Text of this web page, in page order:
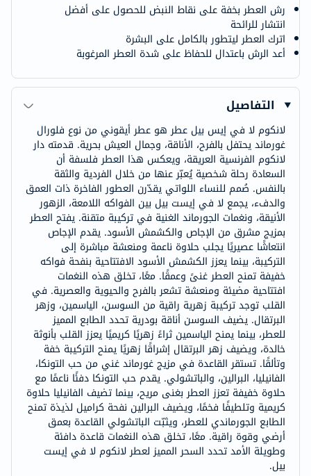
رش العطر بخفة على نقاط النبض للحصول على أفضل
انتشار للرائحة
اترك العطر ليتطور بالكامل على البشرة
أعد الرش باعتدال للحفاظ على شدة العطر المرغوبة
التفاصيل
لانكوم لا في إيس بيل عطر هو عطر أيقوني من نوع فلورال
غورماند يحتفل بالفرح، الأناقة، وجمال العيش بحرية. قدمته دار
لانكوم الفرنسية العريقة، ويعكس هذا العطر فلسفة أن
السعادة رحلة شخصية يُعبّر عنها من خلال الفردية والثقة
بالنفس. صُمم للنساء اللواتي يقدّرن العطور الفاخرة ذات العمق
والدفء، يجمع لا في إيست بيل بين الفواكه اللامعة، الزهور
الأنيقة، ونغمات الجورماند الغنية في تركيبة متقنة. يفتح العطر
بمزيج مشرق من الإجاص والكشمش الأسود. يقدم الإجاص
انتعاشًا عصيريًا يجلب حلاوة ناعمة ومنعشة مباشرة إلى
التركيبة، بينما يعزز الكشمش الأسود الافتتاحية بنفحة فواكه
خفيفة تمنح العطر غنىً وعمقًا. معًا، تخلق هذه النغمات
افتتاحية مضيئة ومنعشة تشعر بالفرح والحيوية والعصرية. في
القلب توجد تركيبة زهرية راقية من السوسن، الياسمين، وزهر
البرتقال. يضيف السوسن أناقة بودرية تحدد الطابع المميز
للعطر، بينما يمنح الياسمين ثراءً زهريًا كريميًا يعزز القلب بأنوثة
خالدة، ويضيف زهر البرتقال إشراقًا زهريًا يمنح التركيبة خفة
وتألقًا. تستقر القاعدة في مزيج غورماند غني من حب التونكا،
الفانيليا، البرالين، والباتشولي. يقدم حب التونكا دفئًا ناعمًا مع
حلاوة خفيفة تعزز العطر بغنى مريح، بينما تضيف الفانيليا حلاوة
كريمية وتلطيفًا فخمًا، ويضيف البرالين نفحة كراميل لذيذة تمنح
الطابع الجورماندي للعطر، ويثبّت الباتشولي القاعدة بعمق
أرضي وقوة راقية. معًا، تخلق هذه النغمات قاعدة دافئة
وطويلة الأمد تحدد السحر المميز لعطر لانكوم لا في إيست
بيل.